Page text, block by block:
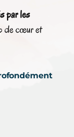
par les
de cœur et